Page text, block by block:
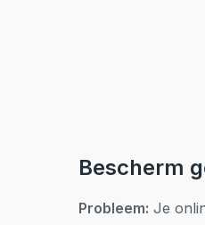
Bescherm
Probleem: Je